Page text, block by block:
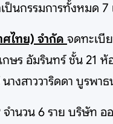
เป็นกรรมการทั้งหม
ไทย) จำกัด จดทะเบี
ษร อัมรินทร์ ชั้น 21
สาววาริดดา บูรพาธ
นวน 6 ราย บริษัท